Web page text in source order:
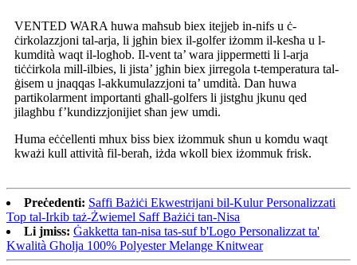
VENTED WARA huwa maħsub biex itejjeb in-nifs u ċ-
ċirkolazzjoni tal-arja, li jgħin biex il-golfer iżomm il-kesħa u l-
kumdità waqt il-logħob. Il-vent ta’ wara jippermetti li l-arja
tiċċirkola mill-ilbies, li jista’ jgħin biex jirregola t-temperatura tal-
ġisem u jnaqqas l-akkumulazzjoni ta’ umdità. Dan huwa
partikolarment importanti għall-golfers li jistgħu jkunu qed
jilagħbu f’kundizzjonijiet sħan jew umdi.
Huma eċċellenti mhux biss biex iżommuk sħun u komdu waqt
kważi kull attività fil-beraħ, iżda wkoll biex iżommuk frisk.
Preċedenti: Saffi Bażiċi Ekwestrijani bil-Kulur Personalizzati
Top tal-Irkib taż-Żwiemel Saff Bażiċi tan-Nisa
Li jmiss: Ġakketta tan-nisa tas-suf b'Logo Personalizzat ta'
Kwalità Għolja 100% Polyester Melange Knitwear